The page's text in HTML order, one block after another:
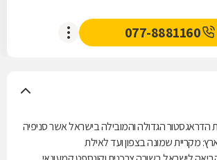
077-8881160
הגדולה והמובילה בישראל אשר סניפיה
מקריית שמונה בצפון ועד לאילת